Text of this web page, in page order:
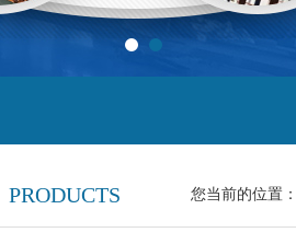
PRODUCTS 您当前的位置：